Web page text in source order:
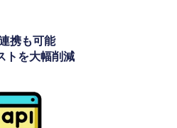
携も可能
トを大幅削減